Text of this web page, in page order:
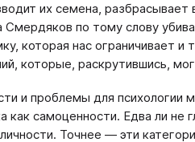
их семена,
Смердяков по тому слову
которая нас ограничивает
которые, раскрутившись,
и проблемы для психологии
как самоценности. Едва ли не
Точнее — эти